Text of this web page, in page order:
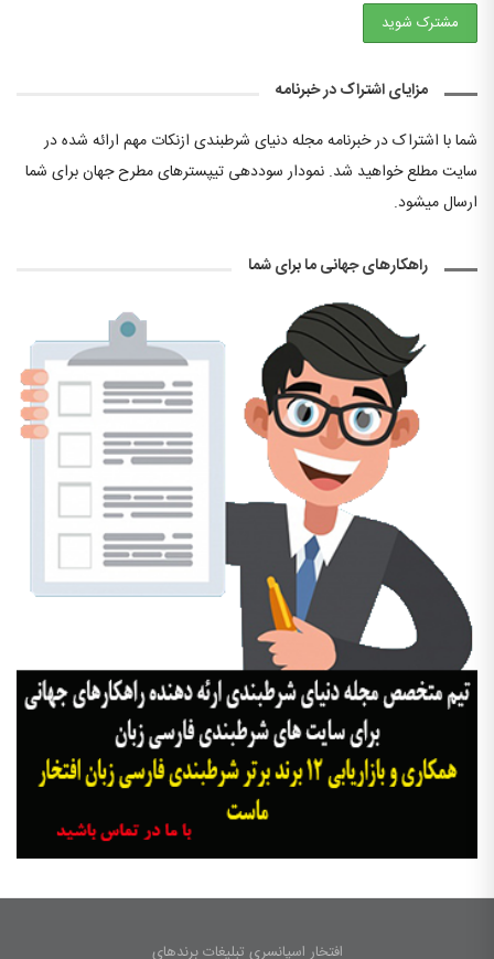
مزایای اشتراک در خبرنامه
شما با اشتراک در خبرنامه مجله دنیای شرطبندی ازنکات مهم ارائه شده در
سایت مطلع خواهید شد. نمودار سوددهی تیپسترهای مطرح جهان برای شما
ارسال میشود.
راهکارهای جهانی ما برای شما
افتخار اسپانسری تبلیغات برندهای